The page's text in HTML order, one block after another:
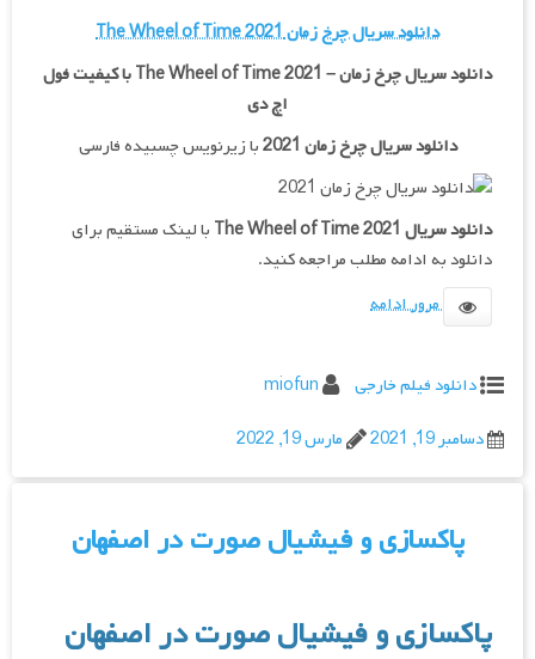
دانلود سریال چرخ زمان The Wheel of Time 2021
دانلود سریال چرخ زمان – The Wheel of Time 2021 با کیفیت فول
اچ دی
دانلود سریال چرخ زمان 2021
با زیرنویس چسبیده فارسی
دانلود سریال The Wheel of Time 2021
با لینک مستقیم برای
دانلود به ادامه مطلب مراجعه کنید.
مرور ادامه
دانلود فیلم خارجی
miofun
دسامبر 19, 2021
مارس 19, 2022
پاکسازی و فیشیال صورت در اصفهان
پاکسازی و فیشیال صورت در اصفهان